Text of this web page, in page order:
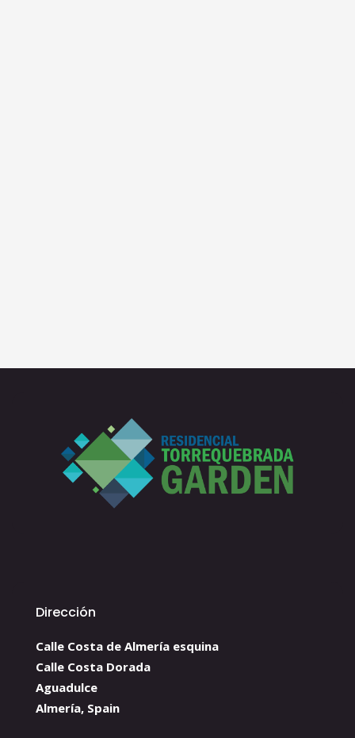
Dirección
Calle Costa de Almería esquina
Calle Costa Dorada
Aguadulce
Almería, Spain